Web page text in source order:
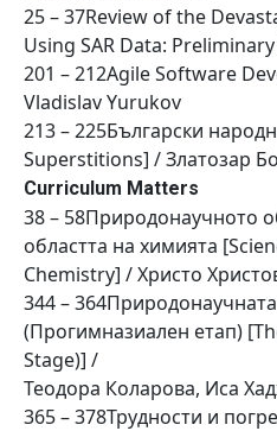
25 – 37Review of the
Using SAR Data:
201 – 212Agile Software
Vladislav Yurukov
213 – 225Български
Superstitions] / Златозар
Curriculum Matters
38 – 58Природонаучното
областта на химията
Chemistry] / Христо
344 –
(Прогимназиален етап)
Stage)] /
Теодора Коларова, Иса
365 – 378Трудности и